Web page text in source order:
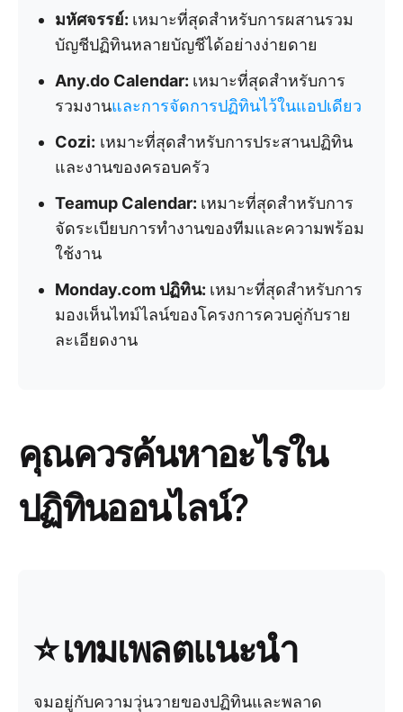
มหัศจรรย์: เหมาะที่สุดสำหรับการผสานรวม
บัญชีปฏิทินหลายบัญชีได้อย่างง่ายดาย
Any.do Calendar: เหมาะที่สุดสำหรับการ
รวมงานและการจัดการปฏิทินไว้ในแอปเดียว
Cozi: เหมาะที่สุดสำหรับการประสานปฏิทิน
และงานของครอบครัว
Teamup Calendar: เหมาะที่สุดสำหรับการ
จัดระเบียบการทำงานของทีมและความพร้อม
ใช้งาน
Monday.com ปฏิทิน: เหมาะที่สุดสำหรับการ
มองเห็นไทม์ไลน์ของโครงการควบคู่กับราย
ละเอียดงาน
คุณควรค้นหาอะไรใน
ปฏิทินออนไลน์?
⭐ เทมเพลตแนะนำ
จมอยู่กับความวุ่นวายของปฏิทินและพลาด